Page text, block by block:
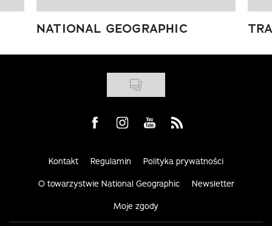
NATIONAL GEOGRAPHIC
Visit us on Facebook
Visit us on Instagram
Visit us on Youtube
Visit us on Rss
Kontakt Regulamin Polityka prywatności
O towarzystwie National Geographic Newsletter
Moje zgody